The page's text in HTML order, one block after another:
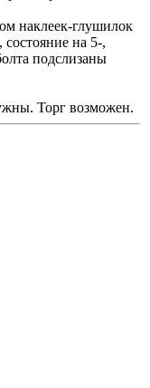
наклеек-глушилок
на 5-,
подслизаны
Торг возможен.